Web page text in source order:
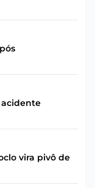
acidente
vira pivô de